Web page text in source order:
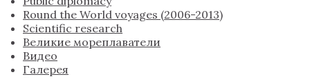
Round the World voyages (2006-2013)
Scientific research
Великие мореплаватели
Видео
Галерея